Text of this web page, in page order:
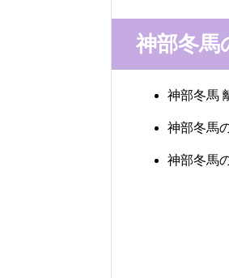
神部冬馬
神部冬馬
神部冬馬
神部冬馬